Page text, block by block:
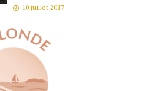
10 juillet 2017